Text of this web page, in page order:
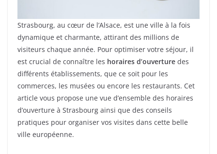
Strasbourg, au cœur de l’Alsace, est une ville à la fois
dynamique et charmante, attirant des millions de
visiteurs chaque année. Pour optimiser votre séjour, il
est crucial de connaître les horaires d’ouverture des
différents établissements, que ce soit pour les
commerces, les musées ou encore les restaurants. Cet
article vous propose une vue d’ensemble des horaires
d’ouverture à Strasbourg ainsi que des conseils
pratiques pour organiser vos visites dans cette belle
ville européenne.